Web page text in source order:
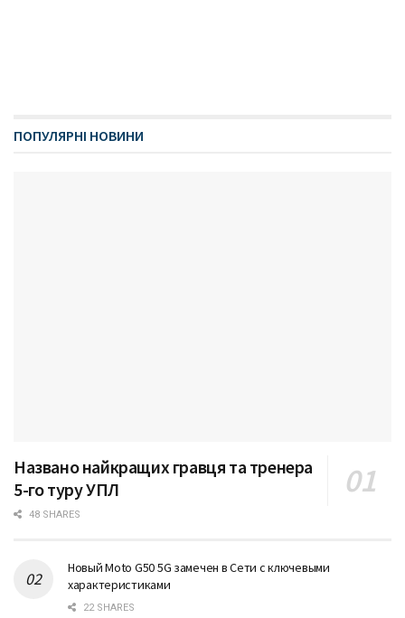
ПОПУЛЯРНІ НОВИНИ
Названо найкращих гравця та тренера
5-го туру УПЛ
48 SHARES
Новый Moto G50 5G замечен в Сети с ключевыми
характеристиками
22 SHARES